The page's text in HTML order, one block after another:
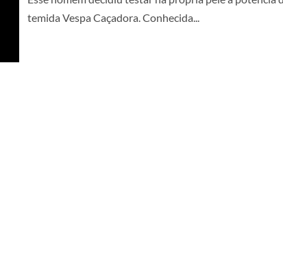
temida Vespa Caçadora. Conhecida...